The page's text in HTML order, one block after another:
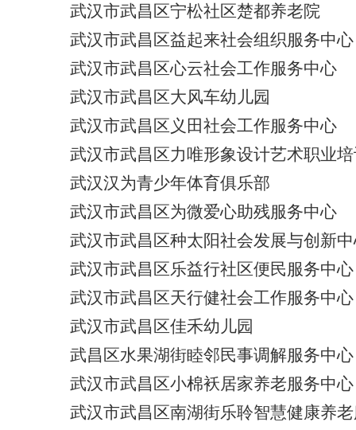
武汉市武昌区宁松社区楚都养老院
武汉市武昌区益起来社会组织服务中心
武汉市武昌区心云社会工作服务中心
武汉市武昌区大风车幼儿园
武汉市武昌区义田社会工作服务中心
武汉市武昌区力唯形象设计艺术职业
武汉汉为青少年体育俱乐部
武汉市武昌区为微爱心助残服务中心
武汉市武昌区种太阳社会发展与创新
武汉市武昌区乐益行社区便民服务中心
武汉市武昌区天行健社会工作服务中心
武汉市武昌区佳禾幼儿园
武昌区水果湖街睦邻民事调解服务中心
武汉市武昌区小棉袄居家养老服务中心
武汉市武昌区南湖街乐聆智慧健康养